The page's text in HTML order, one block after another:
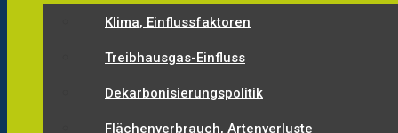
Klima, Einflussfaktoren
Treibhausgas-Einfluss
Dekarbonisierungspolitik
Flächenverbrauch, Artenverluste